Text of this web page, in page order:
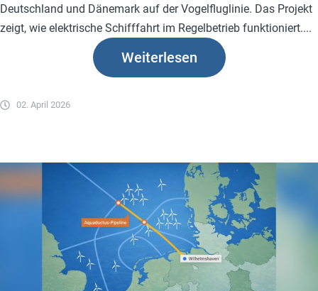
Deutschland und Dänemark auf der Vogelfluglinie. Das Projekt
zeigt, wie elektrische Schifffahrt im Regelbetrieb funktioniert....
02. April 2026
Weiterlesen